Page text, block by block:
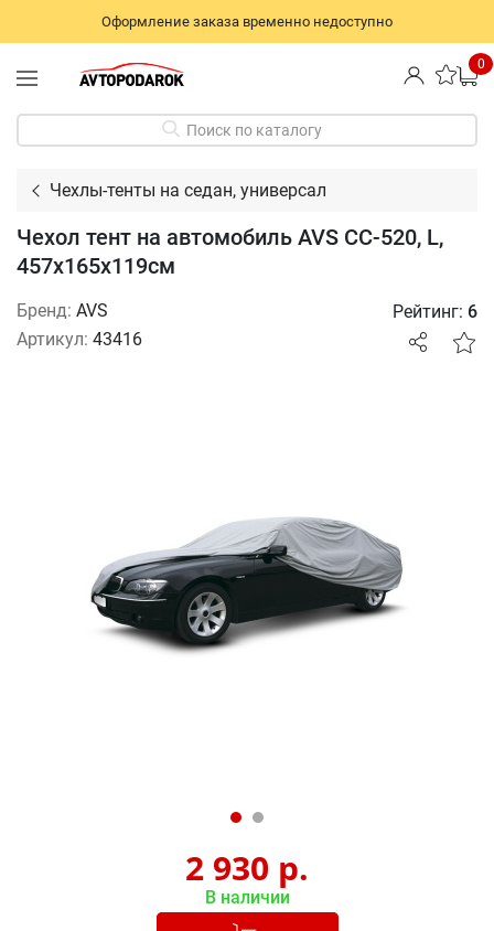
Оформление заказа временно недоступно
0
Поиск по каталогу
Чехлы-тенты на седан, универсал
Чехол тент на автомобиль AVS СС-520, L,
457х165х119см
Бренд: AVS
Артикул: 43416
Рейтинг: 6
2 930 р.
В наличии
Добавлено в корзину